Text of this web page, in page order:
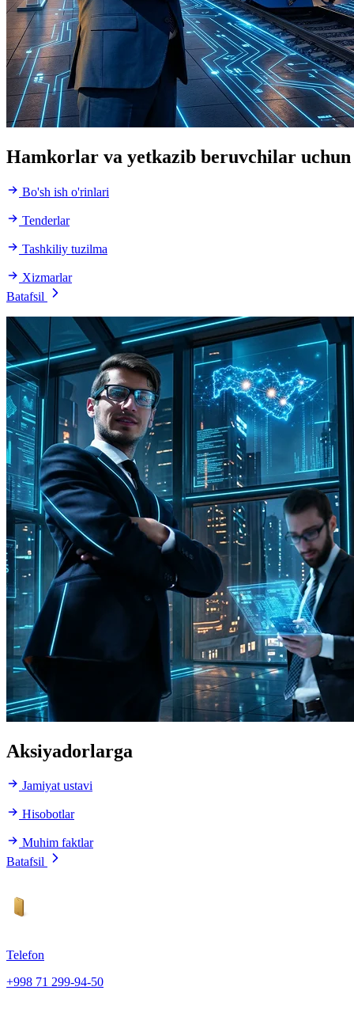
Hamkorlar va yetkazib beruvchilar uchun
Bo'sh ish o'rinlari
Tenderlar
Tashkiliy tuzilma
Xizmarlar
Batafsil
Aksiyadorlarga
Jamiyat ustavi
Hisobotlar
Muhim faktlar
Batafsil
Telefon
+998 71 299-94-50